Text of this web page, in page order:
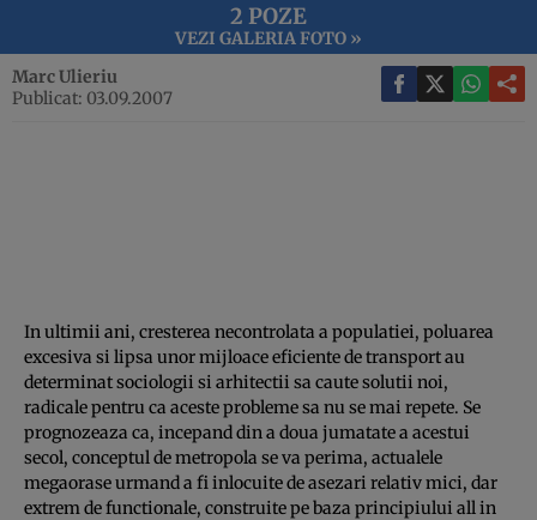
2 POZE
VEZI GALERIA FOTO »
Marc Ulieriu
Publicat: 03.09.2007
In ultimii ani, cresterea necontrolata a populatiei, poluarea
excesiva si lipsa unor mijloace eficiente de transport au
determinat sociologii si arhitectii sa caute solutii noi,
radicale pentru ca aceste probleme sa nu se mai repete. Se
prognozeaza ca, incepand din a doua jumatate a acestui
secol, conceptul de metropola se va perima, actualele
megaorase urmand a fi inlocuite de asezari relativ mici, dar
extrem de functionale, construite pe baza principiului all in